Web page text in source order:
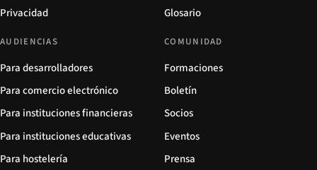
Privacidad
Glosario
AUDIENCIAS
Para desarrolladores
Para comercio electrónico
Para instituciones financieras
Para instituciones educativas
Para hostelería
COMUNIDAD
Formaciones
Boletín
Socios
Eventos
Prensa